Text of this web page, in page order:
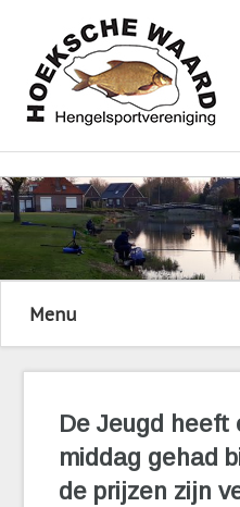
Menu
De Jeugd heeft
middag gehad
de prijzen zijn